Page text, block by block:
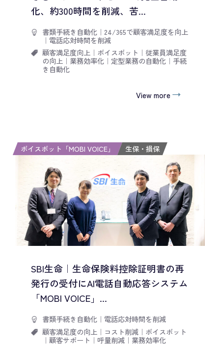
化、約300時間を削減、苦...
書類手続き自動化｜ 24/365で顧客満足度を向上
｜ 電話応対時間を削減
顧客満足度向上 ｜ ボイスボット ｜ 従業員満足度
の向上 ｜ 業務効率化｜ 定型業務の自動化｜ 手続
き自動化
View more
ボイスボット「MOBI VOICE」 生保・損保
SBI生命｜生命保険料控除証明書の再
発行の受付にAI電話自動応答システム
「MOBI VOICE」...
書類手続き自動化｜ 電話応対時間を削減
顧客満足度の向上 ｜ コスト削減｜ ボイスボット
｜ 顧客サポート ｜ 呼量削減｜ 業務効率化